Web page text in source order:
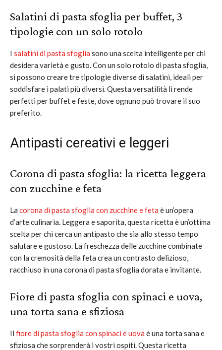
Salatini di pasta sfoglia per buffet, 3
tipologie con un solo rotolo
I salatini di pasta sfoglia sono una scelta intelligente per chi
desidera varietà e gusto. Con un solo rotolo di pasta sfoglia,
si possono creare tre tipologie diverse di salatini, ideali per
soddisfare i palati più diversi. Questa versatilità li rende
perfetti per buffet e feste, dove ognuno può trovare il suo
preferito.
Antipasti cereativi e leggeri
Corona di pasta sfoglia: la ricetta leggera
con zucchine e feta
La corona di pasta sfoglia con zucchine e feta è un’opera
d’arte culinaria. Leggera e saporita, questa ricetta è un’ottima
scelta per chi cerca un antipasto che sia allo stesso tempo
salutare e gustoso. La freschezza delle zucchine combinate
con la cremosità della feta crea un contrasto delizioso,
racchiuso in una corona di pasta sfoglia dorata e invitante.
Fiore di pasta sfoglia con spinaci e uova,
una torta sana e sfiziosa
Il fiore di pasta sfoglia con spinaci e uova è una torta sana e
sfiziosa che sorprenderà i vostri ospiti. Questa ricetta